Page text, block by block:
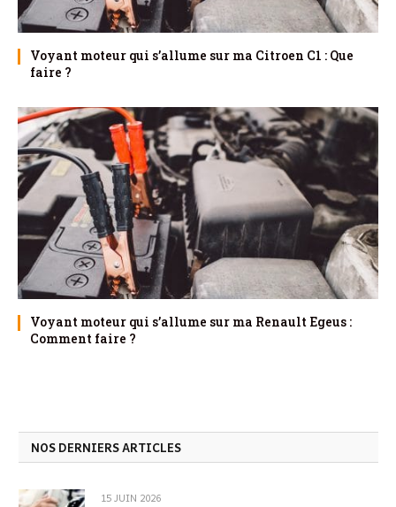
Voyant moteur qui s’allume sur ma Citroen C1 : Que
faire ?
Voyant moteur qui s’allume sur ma Renault Egeus :
Comment faire ?
NOS DERNIERS ARTICLES
15 JUIN 2026